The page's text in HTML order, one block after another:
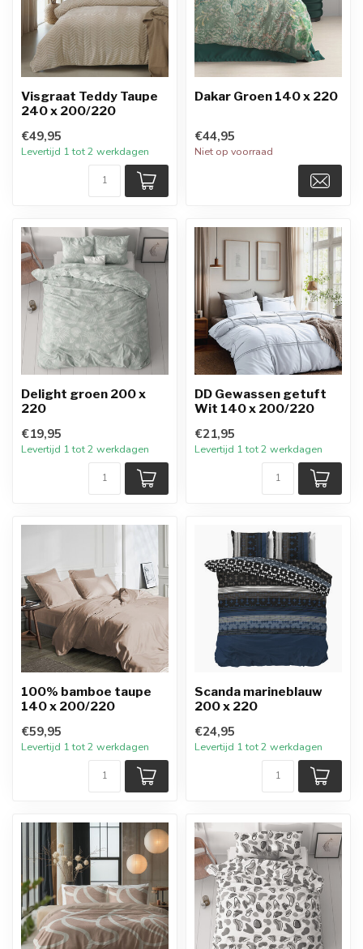
Visgraat Teddy Taupe
240 x 200/220
€49,95
Levertijd 1 tot 2 werkdagen
Dakar Groen 140 x 220
€44,95
Niet op voorraad
Delight groen 200 x
220
€19,95
Levertijd 1 tot 2 werkdagen
DD Gewassen getuft
Wit 140 x 200/220
€21,95
Levertijd 1 tot 2 werkdagen
100% bamboe taupe
140 x 200/220
€59,95
Levertijd 1 tot 2 werkdagen
Scanda marineblauw
200 x 220
€24,95
Levertijd 1 tot 2 werkdagen